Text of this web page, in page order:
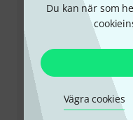
Du kan när som
Vägra cookies
Testrapport
Mooer SD30i